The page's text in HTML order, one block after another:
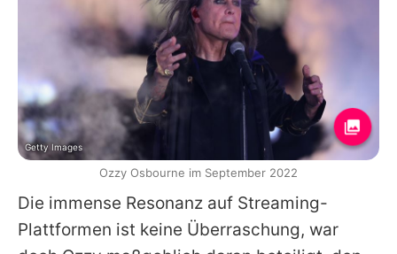
Die immense Resonanz auf Streaming-
Plattformen ist keine Überraschung, war
Getty Images
Ozzy Osbourne im September 2022